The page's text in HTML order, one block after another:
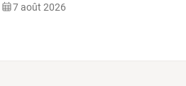
7 août 2026